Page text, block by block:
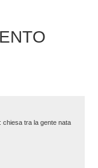
chiesa tra la gente nata